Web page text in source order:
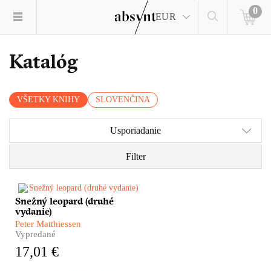
EUR
0
Katalóg
VŠETKY KNIHY SLOVENČINA
Usporiadanie
Filter
Himalájske dobrodružstvo,
nezvyčajný cestopis, hlboká
meditácia i silný
autobiografický román. Taký je
Matthiessena, pútnika po
Snežný leopard (druhé
vydanie)
Peter Matthiessen
Vypredané
17,01 €